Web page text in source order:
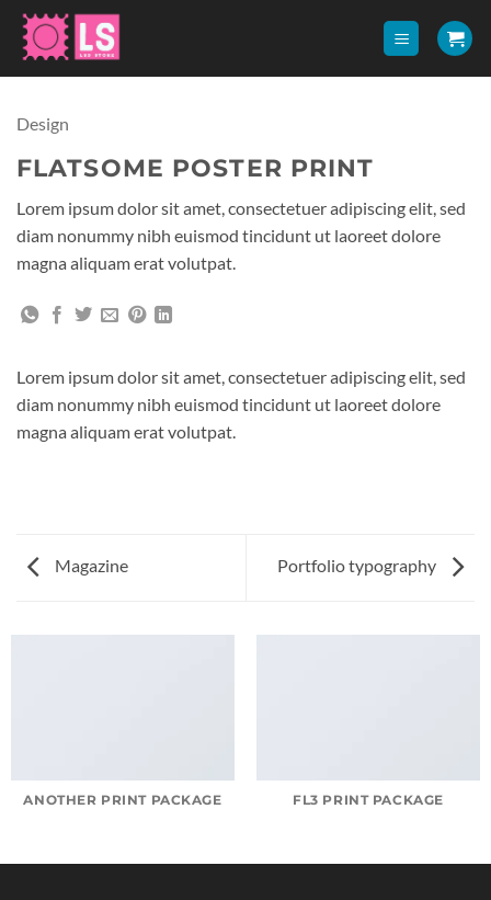
Zum
Inhalt
springen
Design
FLATSOME POSTER PRINT
Lorem ipsum dolor sit amet, consectetuer adipiscing elit, sed
diam nonummy nibh euismod tincidunt ut laoreet dolore
magna aliquam erat volutpat.
Lorem ipsum dolor sit amet, consectetuer adipiscing elit, sed
diam nonummy nibh euismod tincidunt ut laoreet dolore
magna aliquam erat volutpat.
Magazine Portfolio typography
ANOTHER PRINT PACKAGE FL3 PRINT PACKAGE